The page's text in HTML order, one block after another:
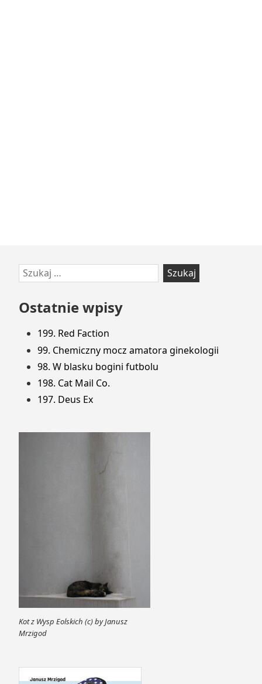
Przejdź
do
stopki
Szukaj:
Ostatnie wpisy
199. Red Faction
99. Chemiczny mocz amatora ginekologii
98. W blasku bogini futbolu
198. Cat Mail Co.
197. Deus Ex
Kot z Wysp Eolskich (c) by Janusz
Mrzigod